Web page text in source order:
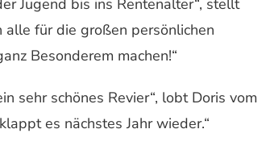
Jugend bis ins Rentenalter“, stellt
alle für die großen persönlichen
Besonderem machen!“
sehr schönes Revier“, lobt Doris vom
es nächstes Jahr wieder.“